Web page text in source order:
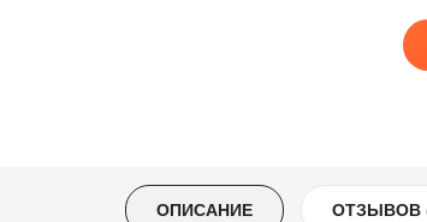
ОПИСАНИЕ ОТЗЫВОВ